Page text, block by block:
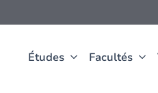
Études Facultés